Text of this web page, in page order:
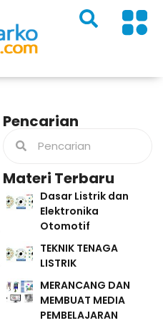
Pencarian
Materi Terbaru
Dasar Listrik dan
Elektronika
Otomotif
TEKNIK TENAGA
LISTRIK
MERANCANG DAN
MEMBUAT MEDIA
PEMBELAJARAN